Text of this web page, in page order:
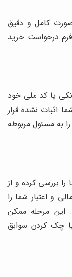
کامل و دقیق
فرم درخواست خرید
یا کد ملی خود
اثبات نشده قرار
به مسئول مربوطه
بررسی کرده و از
و اعتبار شما را
این مرحله ممکن
چک کردن سوابق